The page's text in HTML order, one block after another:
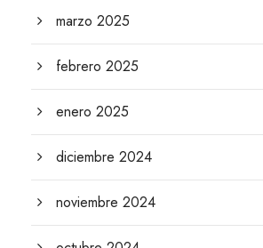
marzo 2025
febrero 2025
enero 2025
diciembre 2024
noviembre 2024